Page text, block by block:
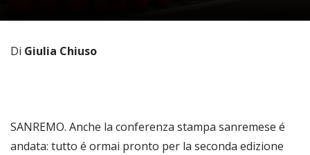
Di Giulia Chiuso
SANREMO. Anche la conferenza stampa sanremese é
andata: tutto é ormai pronto per la seconda edizione